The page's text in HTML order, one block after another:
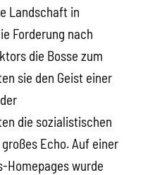
Landschaft in
Forderung nach
die Bosse zum
sie den Geist einer
die sozialistischen
Echo. Auf einer
Homepages wurde